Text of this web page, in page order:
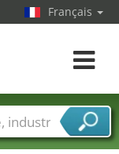
Français
Toggle
de foire